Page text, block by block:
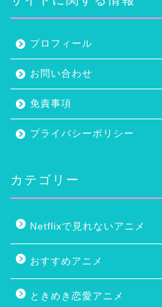
プロフィール
お問い合わせ
免責事項
プライバシーポリシー
カテゴリー
Netflixで見れないアニメ
おすすめアニメ
ときめき恋愛アニメ